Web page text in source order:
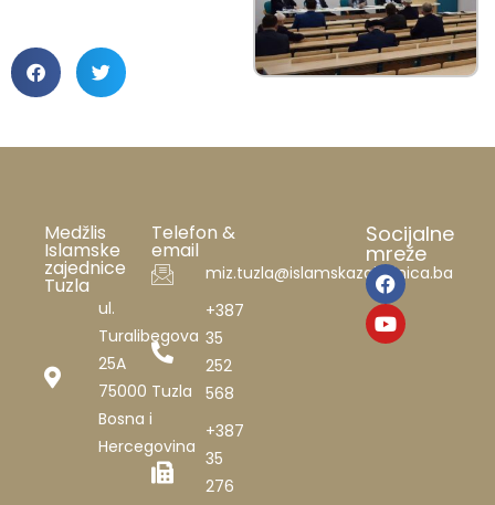
Medžlis
Islamske
zajednice
Tuzla
ul.
Turalibegova
25A
75000 Tuzla
Bosna i
Hercegovina
Telefon &
email
miz.tuzla@islamskazajednica.ba
+387
35
252
568
+387
35
276
Socijalne
mreže